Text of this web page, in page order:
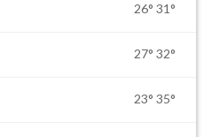
26° 31°
27° 32°
23° 35°